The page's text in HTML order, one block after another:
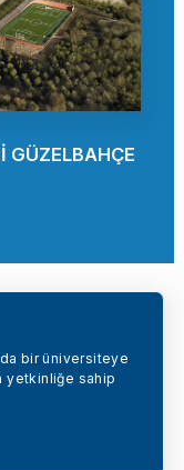
GÜZELBAHÇE
bir üniversiteye
yetkinliğe sahip